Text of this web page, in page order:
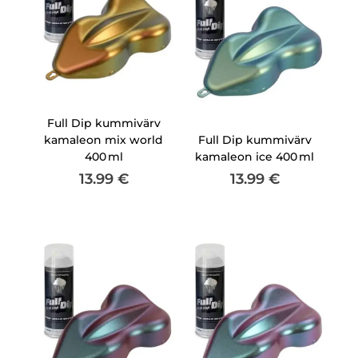
Full Dip kummivärv
kamaleon mix world
400 ml
13.99 €
Full Dip kummivärv
kamaleon ice 400 ml
13.99 €